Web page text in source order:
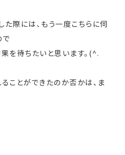
際には、もう一度こちらに伺
で
を待ちたいと思います。(^.
ことができたのか否かは、ま